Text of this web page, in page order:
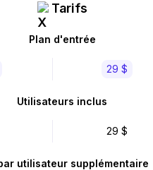
Tarifs
Plan d'entrée
29 $
Utilisateurs inclus
29 $
utilisateur supplémentaire